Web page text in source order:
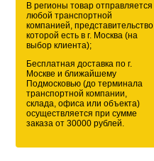
В регионы товар отправляется
любой транспортной
компанией, представительство
которой есть в г. Москва (на
выбор клиента);
Бесплатная доставка по г.
Москве и ближайшему
Подмосковью (до терминала
транспортной компании,
склада, офиса или объекта)
осуществляется при сумме
заказа от 30000 рублей.